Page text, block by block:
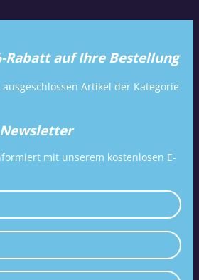
Rabatt auf Ihre Bestellung
Artikel der Kategorie
mit unserem kostenlosen E-